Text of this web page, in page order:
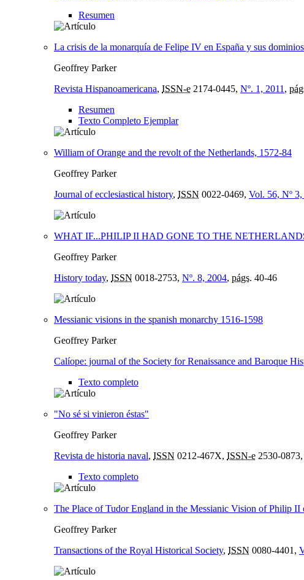
Resumen
La crisis de la monarquía de Felipe IV en España y sus
Geoffrey Parker
Revista Hispanoamericana, ISSN-e 2174-0445, Nº. 1, 2011 ,
Resumen
Texto Completo Ejemplar
William of Orange and the revolt of the Netherlands, 1572-84
Geoffrey Parker
Journal of ecclesiastical history, ISSN 0022-0469, Vol. 56, Nº
WHAT IF...PHILIP II HAD GONE TO THE
Geoffrey Parker
History today, ISSN 0018-2753, Nº. 8, 2004, págs. 40-46
Messianic visions in the spanish monarchy 1516-1598
Geoffrey Parker
Calíope: journal of the Society for Renaissance and Baroque
Texto completo
"No sé si vinieron éstas"
Geoffrey Parker
Revista de historia naval, ISSN 0212-467X, ISSN-e 2530-0873,
Texto completo
The Place of Tudor England in the Messianic Vision of Philip II
Geoffrey Parker
Transactions of the Royal Historical Society, ISSN 0080-4401,